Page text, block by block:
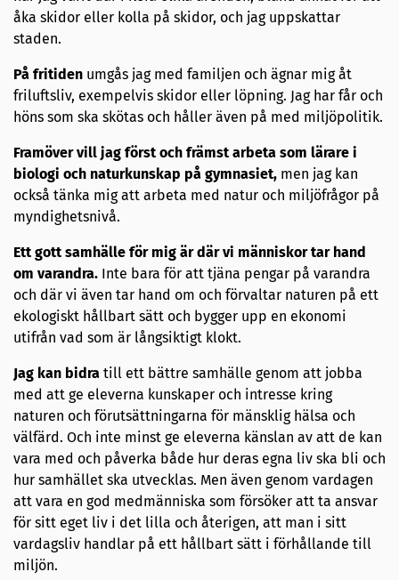
åka skidor eller kolla på skidor, och jag uppskattar
staden.
På fritiden umgås jag med familjen och ägnar mig åt
friluftsliv, exempelvis skidor eller löpning. Jag har får och
höns som ska skötas och håller även på med miljöpolitik.
Framöver vill jag först och främst arbeta som lärare i
biologi och naturkunskap på gymnasiet, men jag kan
också tänka mig att arbeta med natur och miljöfrågor på
myndighetsnivå.
Ett gott samhälle för mig är där vi människor tar hand
om varandra. Inte bara för att tjäna pengar på varandra
och där vi även tar hand om och förvaltar naturen på ett
ekologiskt hållbart sätt och bygger upp en ekonomi
utifrån vad som är långsiktigt klokt.
Jag kan bidra till ett bättre samhälle genom att jobba
med att ge eleverna kunskaper och intresse kring
naturen och förutsättningarna för mänsklig hälsa och
välfärd. Och inte minst ge eleverna känslan av att de kan
vara med och påverka både hur deras egna liv ska bli och
hur samhället ska utvecklas. Men även genom vardagen
att vara en god medmänniska som försöker att ta ansvar
för sitt eget liv i det lilla och återigen, att man i sitt
vardagsliv handlar på ett hållbart sätt i förhållande till
miljön.